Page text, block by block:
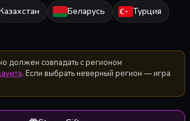
с ужасами и делать выбор между
выживания своей команды.
Беларусь
Турция
должен совпадать с регионом
. Если выбрать неверный регион — игра